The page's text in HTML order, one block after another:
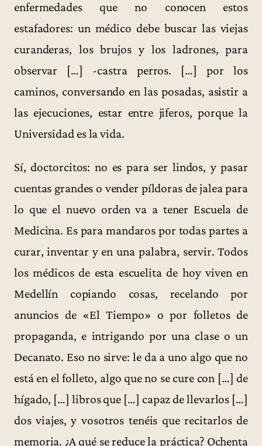
enfermedades que no conocen estos
estafadores: un médico debe buscar las viejas
curanderas, los brujos y los ladrones, para
observar […] -castra perros. […] por los
caminos, conversando en las posadas, asistir a
las ejecuciones, estar entre jiferos, porque la
Universidad es la vida.
Sí, doctorcitos: no es para ser lindos, y pasar
cuentas grandes o vender píldoras de jalea para
lo que el nuevo orden va a tener Escuela de
Medicina. Es para mandaros por todas partes a
curar, inventar y en una palabra, servir. Todos
los médicos de esta escuelita de hoy viven en
Medellín copiando cosas, recelando por
anuncios de «El Tiempo» o por folletos de
propaganda, e intrigando por una clase o un
Decanato. Eso no sirve: le da a uno algo que no
está en el folleto, algo que no se cure con […] de
hígado, […] libros que […] capaz de llevarlos […]
dos viajes, y vosotros tenéis que recitarlos de
memoria. ¿A qué se reduce la práctica? Ochenta